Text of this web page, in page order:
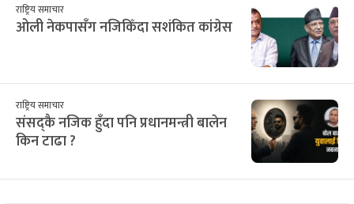
राष्ट्रिय समाचार
ओली नेकपासँग नजिकिँदा सशंकित कांग्रेस
राष्ट्रिय समाचार
संसद्कै नजिक हुँदा पनि प्रधानमन्त्री बालेन
किन टाढा ?